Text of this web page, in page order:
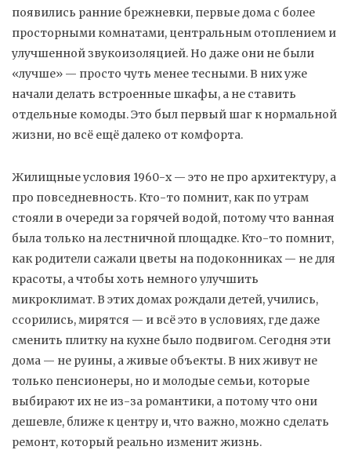
появились ранние брежневки, первые дома с более
просторными комнатами, центральным отоплением и
улучшенной звукоизоляцией. Но даже они не были
«лучше» — просто чуть менее тесными. В них уже
начали делать встроенные шкафы, а не ставить
отдельные комоды. Это был первый шаг к нормальной
жизни, но всё ещё далеко от комфорта.
Жилищные условия 1960-х — это не про архитектуру, а
про повседневность. Кто-то помнит, как по утрам
стояли в очереди за горячей водой, потому что ванная
была только на лестничной площадке. Кто-то помнит,
как родители сажали цветы на подоконниках — не для
красоты, а чтобы хоть немного улучшить
микроклимат. В этих домах рождали детей, учились,
ссорились, мирятся — и всё это в условиях, где даже
сменить плитку на кухне было подвигом. Сегодня эти
дома — не руины, а живые объекты. В них живут не
только пенсионеры, но и молодые семьи, которые
выбирают их не из-за романтики, а потому что они
дешевле, ближе к центру и, что важно, можно сделать
ремонт, который реально изменит жизнь.